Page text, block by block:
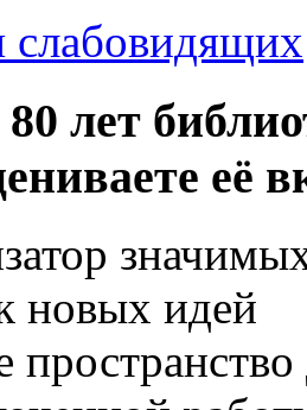
слабовидящих
лет
её
новых идей